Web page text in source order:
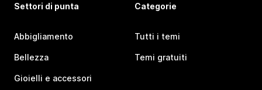
Settori di punta
Abbigliamento
Bellezza
Gioielli e accessori
Categorie
Tutti i temi
Temi gratuiti